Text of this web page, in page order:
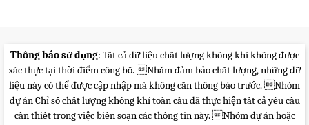
Thông báo sử dụng: Tất cả dữ liệu chất lượng không khí không được
xác thực tại thời điểm công bố. Nhằm đảm bảo chất lượng, những dữ
liệu này có thể được cập nhập mà không cần thông báo trước. Nhóm
dự án Chỉ số chất lượng không khí toàn cầu đã thực hiện tất cả yêu cầu
cần thiết trong việc biên soạn các thông tin này. Nhóm dự án hoặc